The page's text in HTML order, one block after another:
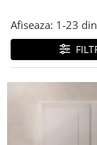
Afiseaza: 1-23 din